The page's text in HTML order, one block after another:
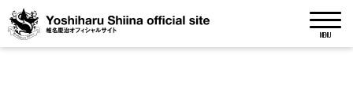
MENU